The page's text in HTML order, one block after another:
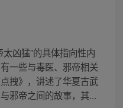
凶猛”的具体指向性内
一些与毒医、邪帝相关
拽》，讲述了华夏古武
邪帝之间的故事，其...